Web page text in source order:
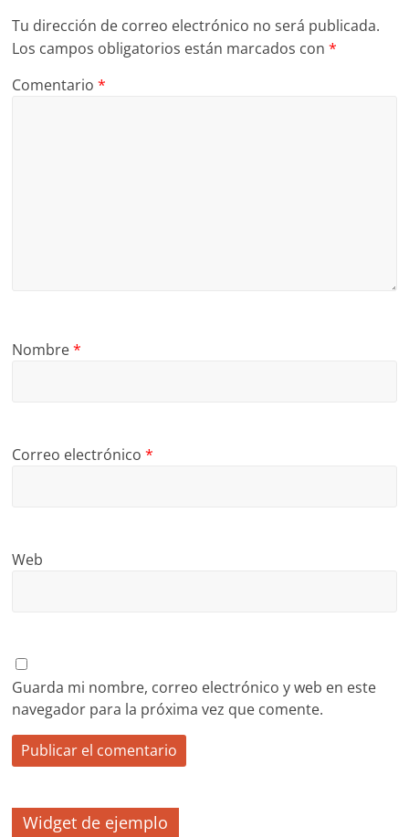
Tu dirección de correo electrónico no será publicada.
Los campos obligatorios están marcados con*
Comentario*
Nombre*
Correo electrónico*
Web
Guarda mi nombre, correo electrónico y web en este
navegador para la próxima vez que comente.
Widget de ejemplo